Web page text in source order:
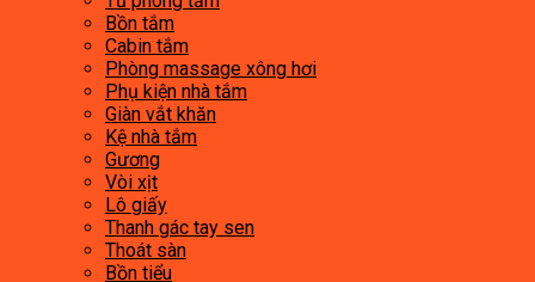
Bồn tắm
Cabin tắm
Phòng massage xông hơi
Phụ kiện nhà tắm
Giàn vắt khăn
Kệ nhà tắm
Gương
Vòi xịt
Lô giấy
Thanh gác tay sen
Thoát sàn
Bồn tiểu